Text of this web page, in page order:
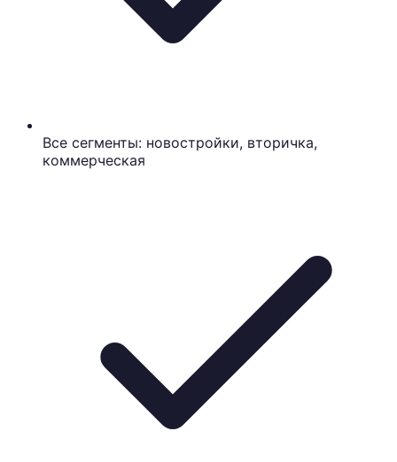
Все сегменты: новостройки, вторичка,
коммерческая